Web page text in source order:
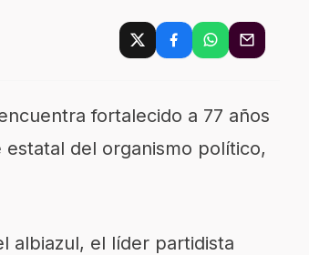
fortalecido a 77 años
del organismo político,
albiazul, el líder partidista